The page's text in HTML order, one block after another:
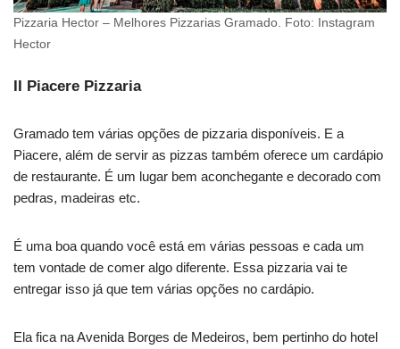
Pizzaria Hector – Melhores Pizzarias Gramado. Foto: Instagram
Hector
II Piacere Pizzaria
Gramado tem várias opções de pizzaria disponíveis. E a
Piacere, além de servir as pizzas também oferece um cardápio
de restaurante. É um lugar bem aconchegante e decorado com
pedras, madeiras etc.
É uma boa quando você está em várias pessoas e cada um
tem vontade de comer algo diferente. Essa pizzaria vai te
entregar isso já que tem várias opções no cardápio.
Ela fica na Avenida Borges de Medeiros, bem pertinho do hotel